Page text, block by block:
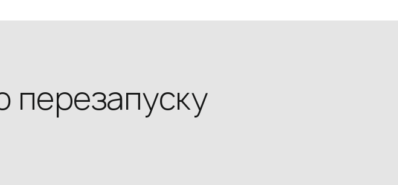
КОНТАКТИ
Для медіа
перезапуску